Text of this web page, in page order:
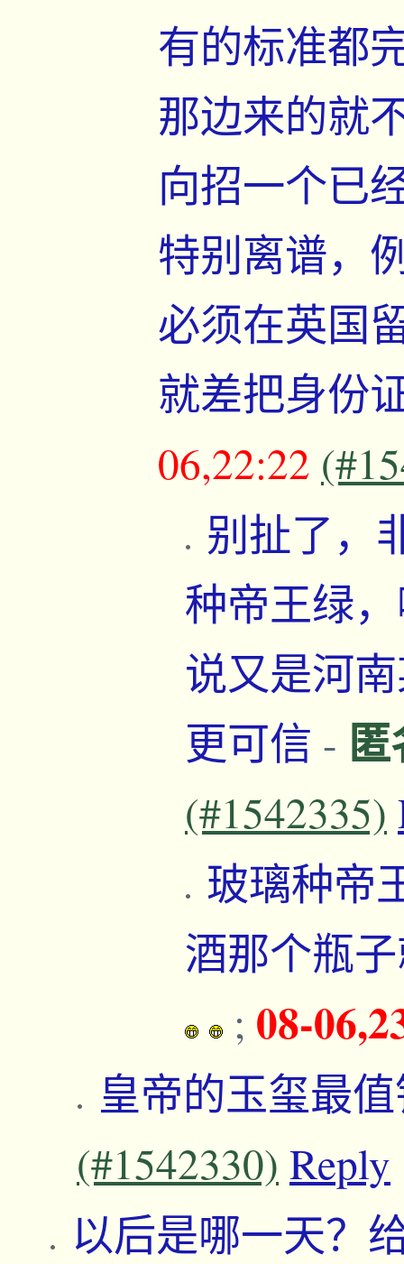
有的标准都
那边来的就
向招一个已
特别离谱，
必须在英国
就差把身份
06,22:22
别扯了，
种帝王绿
说又是河
更可信 -
(#1542335)
玻璃种帝
酒那个瓶
; 08-
皇帝的玉玺最
(#1542330) Reply
以后是哪一天？